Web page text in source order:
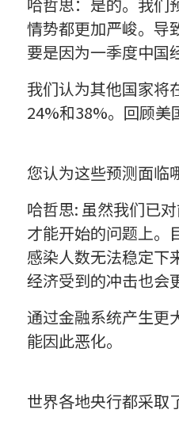
情势都更加严峻。导
要是因为一季度中国
我们认为其他国家将
24%和38%。回顾美
您认为这些预测面临
哈哲思: 虽然我们已
才能开始的问题上。
感染人数无法稳定下
经济受到的冲击也会
通过金融系统产生更
能因此恶化。
世界各地央行都采取